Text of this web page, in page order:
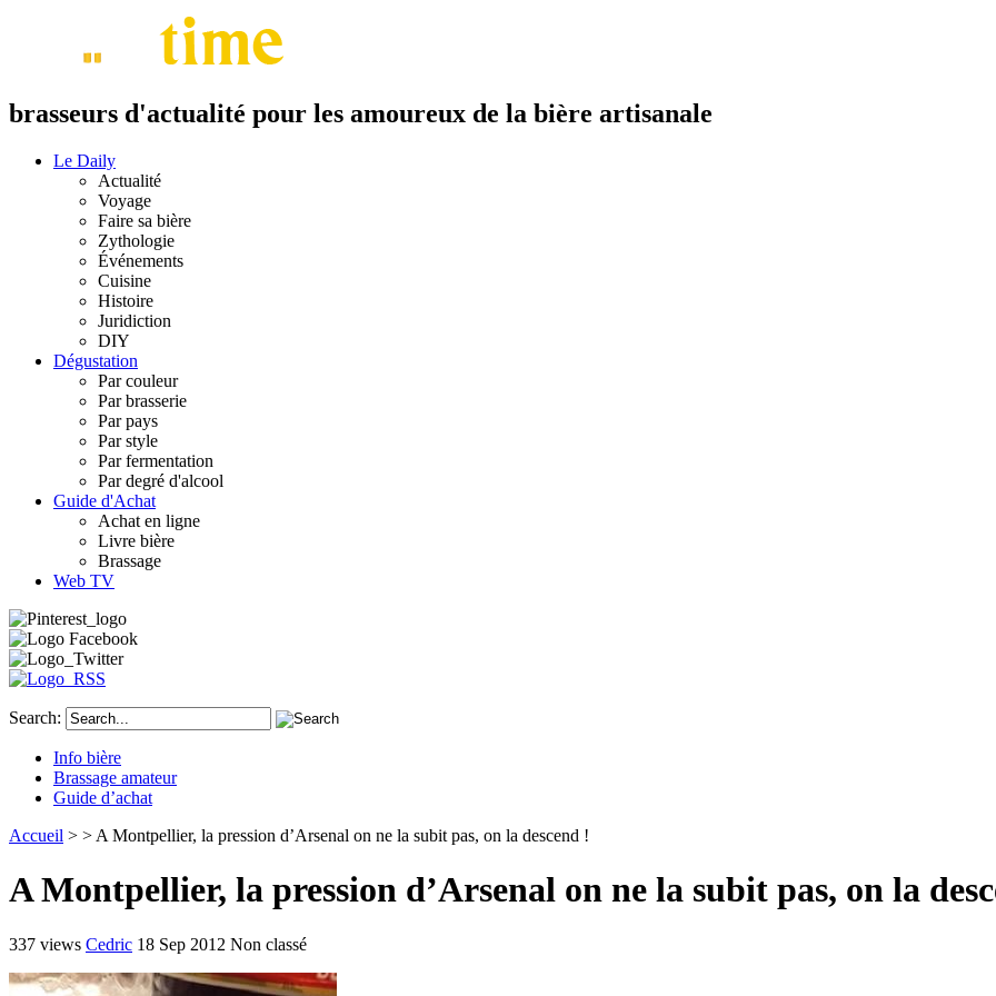
brasseurs d'actualité pour les amoureux de la bière artisanale
Le Daily
Actualité
Voyage
Faire sa bière
Zythologie
Événements
Cuisine
Histoire
Juridiction
DIY
Dégustation
Par couleur
Par brasserie
Par pays
Par style
Par fermentation
Par degré d'alcool
Guide d'Achat
Achat en ligne
Livre bière
Brassage
Web TV
Search:
Info bière
Brassage amateur
Guide d’achat
Accueil > > A Montpellier, la pression d’Arsenal on ne la subit pas, on la descend !
A Montpellier, la pression d’Arsenal on ne la subit pas, on la
337 views Cedric 18 Sep 2012 Non classé